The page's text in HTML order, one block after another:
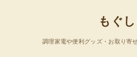
もぐ
調理家電や便利グッズ・お取り寄